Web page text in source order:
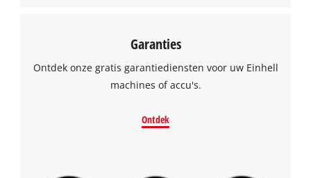
Garanties
Ontdek onze gratis garantiediensten voor uw Einhell
machines of accu's.
Ontdek